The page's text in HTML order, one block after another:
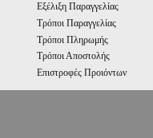
Εξέλιξη Παραγγελίας
Τρόποι Παραγγελίας
Τρόποι Πληρωμής
Τρόποι Αποστολής
Επιστροφές Προιόντων